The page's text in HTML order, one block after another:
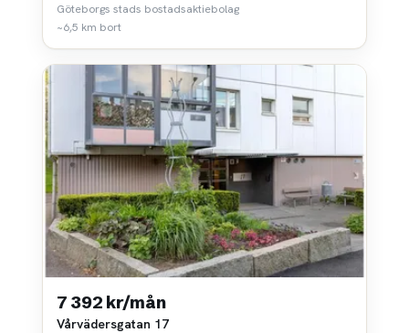
Göteborgs stads bostadsaktiebolag
~6,5 km bort
7 392 kr/mån
Vårvädersgatan 17